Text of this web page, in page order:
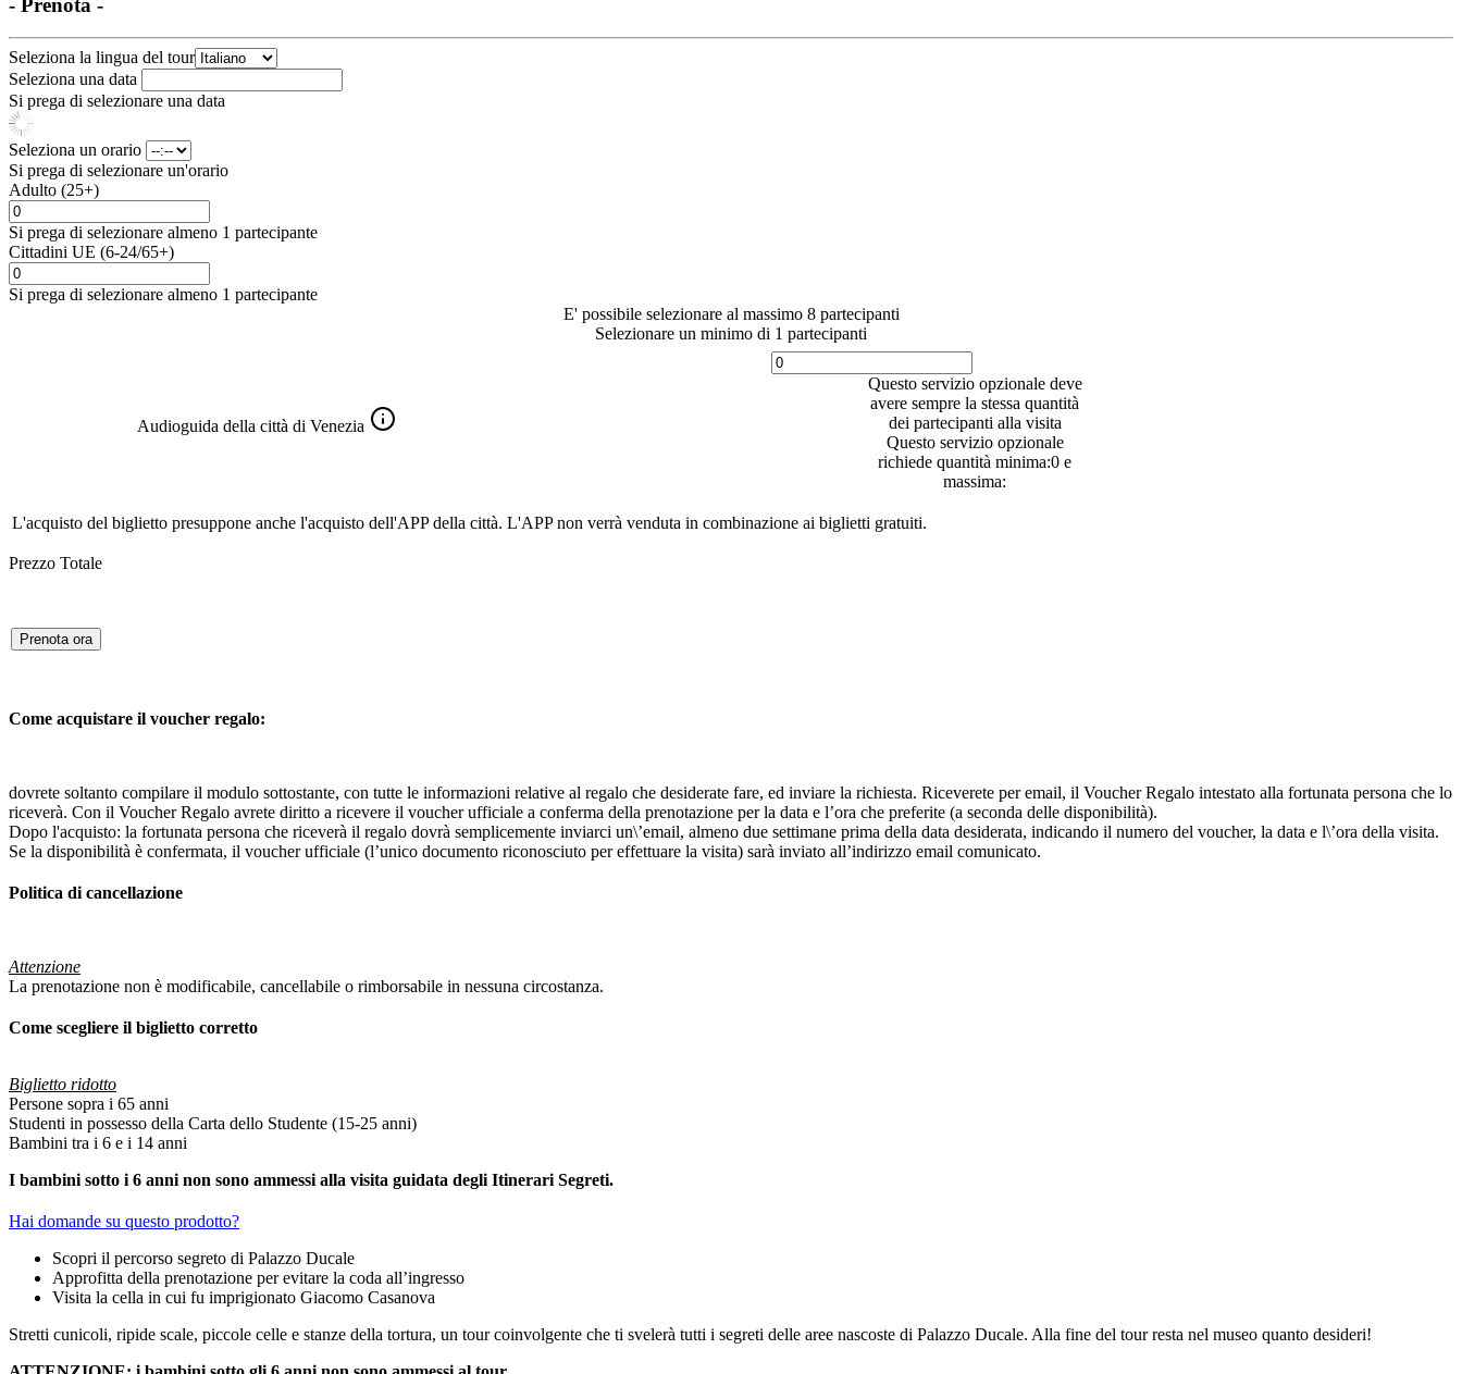
Seleziona la lingua del tour
Seleziona una data
Si prega di selezionare una data
Seleziona un orario
Si prega di selezionare un'orario
Adulto (25+)
Si prega di selezionare almeno 1 partecipante
Cittadini UE (6-24/65+)
Si prega di selezionare almeno 1 partecipante
E' possibile selezionare al massimo 8 partecipanti
Selezionare un minimo di 1 partecipanti
Audioguida della città di Venezia
Questo servizio opzionale deve
avere sempre la stessa quantità
dei partecipanti alla visita
Questo servizio opzionale
richiede quantità minima:0 e
massima:
L'acquisto del biglietto presuppone anche l'acquisto dell'APP della città. L'APP non verrà venduta in combinazione ai biglietti gratuiti.
Prezzo Totale
Prenota ora
Come acquistare il voucher regalo:
dovrete soltanto compilare il modulo sottostante, con tutte le informazioni relative al regalo che desiderate fare, ed inviare la richiesta. Riceverete per email, il Voucher Regalo intestato alla fortunata persona che lo
riceverà. Con il Voucher Regalo avrete diritto a ricevere il voucher ufficiale a conferma della prenotazione per la data e l’ora che preferite (a seconda delle disponibilità).
Dopo l'acquisto: la fortunata persona che riceverà il regalo dovrà semplicemente inviarci un\’email, almeno due settimane prima della data desiderata, indicando il numero del voucher, la data e l\’ora della visita.
Se la disponibilità è confermata, il voucher ufficiale (l’unico documento riconosciuto per effettuare la visita) sarà inviato all’indirizzo email comunicato.
Politica di cancellazione
Attenzione
La prenotazione non è modificabile, cancellabile o rimborsabile in nessuna circostanza.
Come scegliere il biglietto corretto
Biglietto ridotto
Persone sopra i 65 anni
Studenti in possesso della Carta dello Studente (15-25 anni)
Bambini tra i 6 e i 14 anni
I bambini sotto i 6 anni non sono ammessi alla visita guidata degli Itinerari Segreti.
Hai domande su questo prodotto?
Scopri il percorso segreto di Palazzo Ducale
Approfitta della prenotazione per evitare la coda all’ingresso
Visita la cella in cui fu imprigionato Giacomo Casanova
Stretti cunicoli, ripide scale, piccole celle e stanze della tortura, un tour coinvolgente che ti svelerà tutti i segreti delle aree nascoste di Palazzo Ducale. Alla fine del tour resta nel museo quanto desideri!